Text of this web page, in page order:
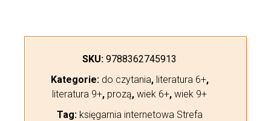
SKU: 9788362745913
Kategorie: do czytania, literatura 6+,
literatura 9+, prozą, wiek 6+, wiek 9+
Tag: księgarnia internetowa Strefa